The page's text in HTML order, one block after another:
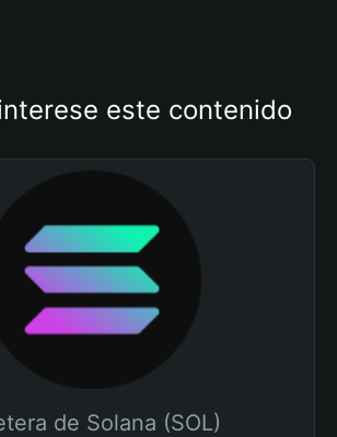
este contenido
de Solana (SOL)